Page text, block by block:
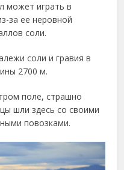
может играть в
за ее неровной
соли.
соли и гравия в
2700 м.
поле, страшно
шли здесь со своими
повозками.